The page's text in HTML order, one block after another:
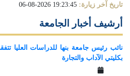
تاريخ آخر زيارة: 19:23:45 2026-08-06
أرشيف أخبار الجامعة
نائب رئيس جامعة بنها للدراسات العليا
بكليتي الآداب والتجارة